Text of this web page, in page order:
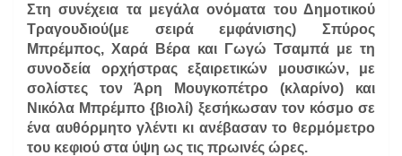
Στη συνέχεια τα μεγάλα ονόματα του Δημοτικού
Τραγουδιού(με σειρά εμφάνισης) Σπύρος
Μπρέμπος, Χαρά Βέρα και Γωγώ Τσαμπά με τη
συνοδεία ορχήστρας εξαιρετικών μουσικών, με
σολίστες τον Άρη Μουγκοπέτρο (κλαρίνο) και
Νικόλα Μπρέμπο {βιολί) ξεσήκωσαν τον κόσμο σε
ένα αυθόρμητο γλέντι κι ανέβασαν το θερμόμετρο
του κεφιού στα ύψη ως τις πρωινές ώρες.